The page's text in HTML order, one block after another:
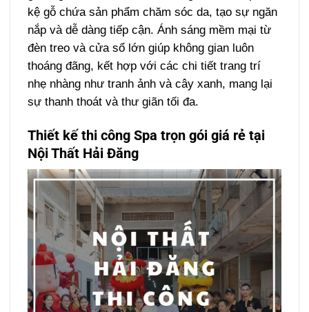
kệ gỗ chứa sản phẩm chăm sóc da, tạo sự ngăn
nắp và dễ dàng tiếp cận. Ánh sáng mềm mại từ
đèn treo và cửa sổ lớn giúp không gian luôn
thoáng đãng, kết hợp với các chi tiết trang trí
nhẹ nhàng như tranh ảnh và cây xanh, mang lại
sự thanh thoát và thư giãn tối đa.
Thiết kế thi công Spa trọn gói giá rẻ tại
Nội Thất Hải Đăng